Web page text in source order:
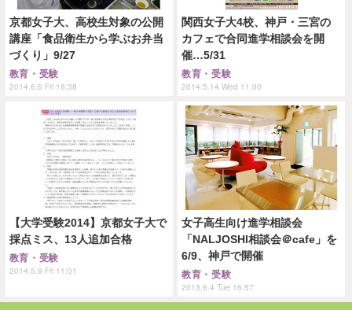
京都女子大、高校生対象の公開
講座「食品衛生から学ぶお弁当
づくり」9/27
教育・受験
2014.6.6 Fri 18:38
関西女子大4校、神戸・三宮の
カフェで合同進学相談会を開
催…5/31
教育・受験
2014.5.14 Wed 11:00
【大学受験2014】京都女子大で
採点ミス、13人追加合格
教育・受験
2014.5.9 Fri 11:01
女子高生向け進学相談会
「NALJOSHI相談会＠cafe」を
6/9、神戸で開催
教育・受験
2013.6.4 Tue 16:57